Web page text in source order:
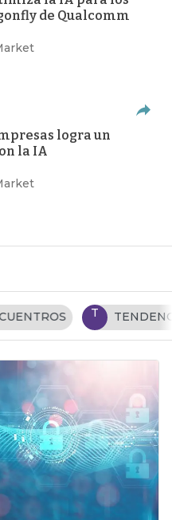
de Qualcomm
logra un
la IA
T TENDENCIAS TI